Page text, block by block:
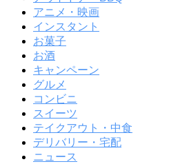
アニメ・映画
インスタント
お菓子
お酒
キャンペーン
グルメ
コンビニ
スイーツ
テイクアウト・中食
デリバリー・宅配
ニュース